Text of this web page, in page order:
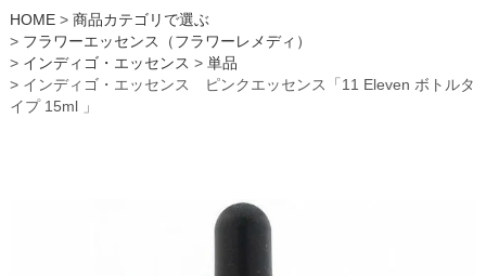
HOME
商品カテゴリで選ぶ
フラワーエッセンス（フラワーレメディ）
インディゴ・エッセンス
単品
インディゴ・エッセンス ピンクエッセンス「11 Eleven ボトルタ
イプ 15ml 」